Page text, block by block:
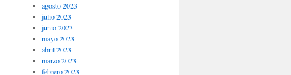
agosto 2023
julio 2023
junio 2023
mayo 2023
abril 2023
marzo 2023
febrero 2023